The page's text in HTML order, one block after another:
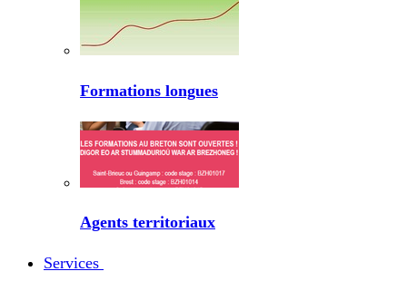
Formations longues
Agents territoriaux
Services